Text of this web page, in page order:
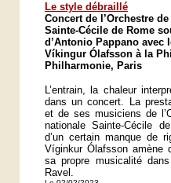
Le style débraillé
Concert de l’Orchestre
Sainte-Cécile de Rome
d’Antonio Pappano
Víkingur Ólafsson à la
Philharmonie, Paris
L’entrain, la chaleur
dans un concert. La
et de ses musiciens de
nationale Sainte-Cécile
d’un certain manque de
Víginkur Ólafsson amène
sa propre musicalité
Ravel.